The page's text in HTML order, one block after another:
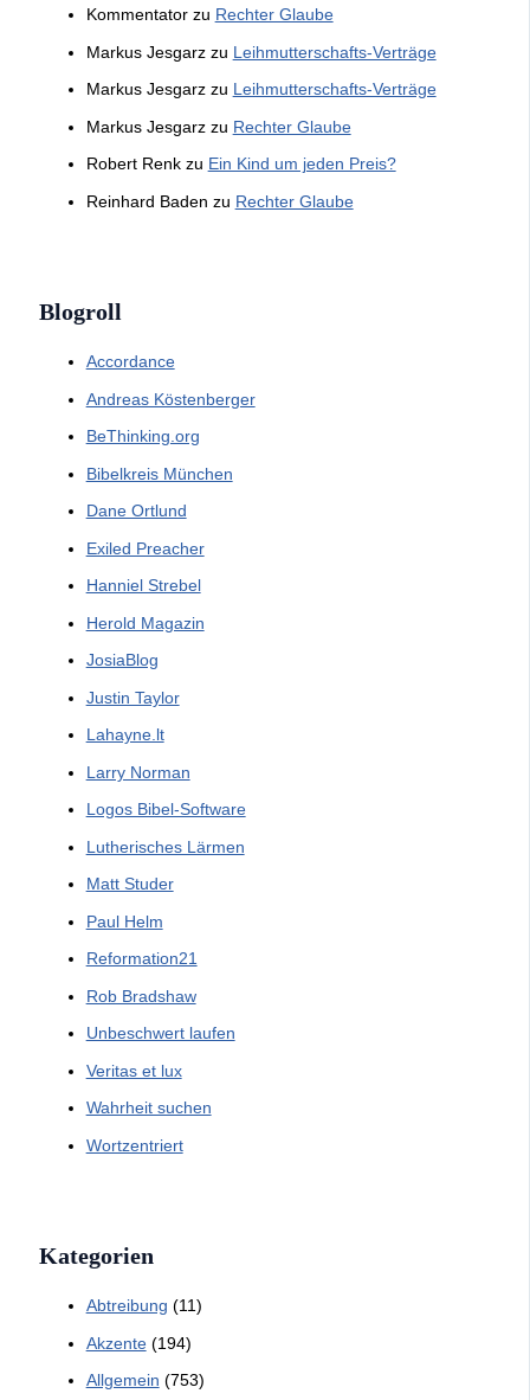
Kommentatorzu Rechter Glaube
Markus Jesgarzzu Leihmutterschafts-Verträge
Markus Jesgarzzu Leihmutterschafts-Verträge
Markus Jesgarzzu Rechter Glaube
Robert Renkzu Ein Kind um jeden Preis?
Reinhard Baden zu Rechter Glaube
Blogroll
Accordance
Andreas Köstenberger
BeThinking.org
Bibelkreis München
Dane Ortlund
Exiled Preacher
Hanniel Strebel
Herold Magazin
JosiaBlog
Justin Taylor
Lahayne.lt
Larry Norman
Logos Bibel-Software
Lutherisches Lärmen
Matt Studer
Paul Helm
Reformation21
Rob Bradshaw
Unbeschwert laufen
Veritas et lux
Wahrheit suchen
Wortzentriert
Kategorien
Abtreibung (11)
Akzente(194)
Allgemein (753)